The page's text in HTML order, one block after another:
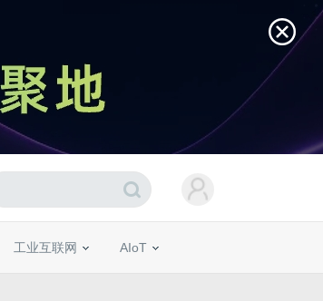
工业互联网 AIoT